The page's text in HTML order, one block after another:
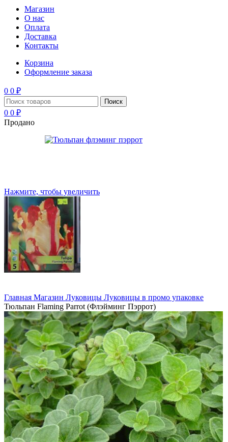
Магазин
О нас
Оплата
Доставка
Контакты
Корзина
Оформление заказа
0 0 ₽
Поиск
0 0 ₽
Продано
Нажмите, чтобы увеличить
Главная Магазин Луковицы Луковицы в промо упаковке
Тюльпан Flaming Parrot (Флэйминг Пэррот)